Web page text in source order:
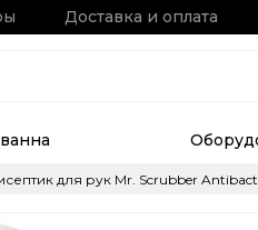
Доставка и оплата
для рук Mr. Scrubber